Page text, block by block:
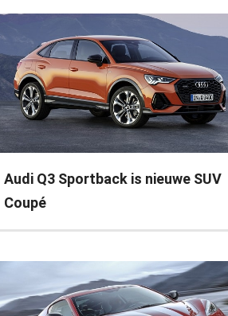
Audi Q3 Sportback is nieuwe SUV
Coupé